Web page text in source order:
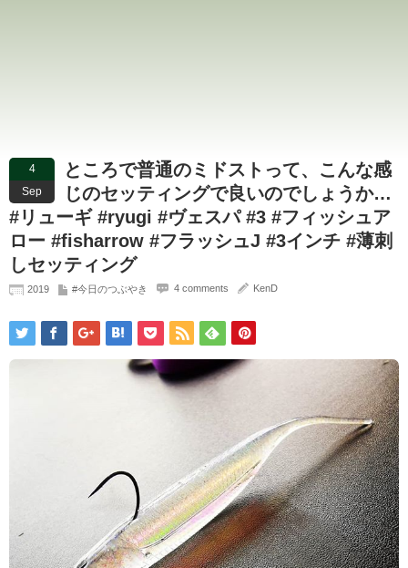
4
Sep
ところで普通のミドストって、こんな感
じのセッティングで良いのでしょうか…
#リューギ #ryugi #ヴェスパ #3 #フィッシュア
ロー #fisharrow #フラッシュJ #3インチ #薄刺
しセッティング
2019 #今日のつぶやき 4 comments KenD